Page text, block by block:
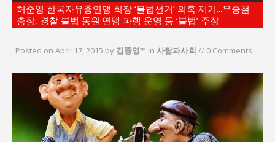
“7월 1일 의장 선출은 ‘위법’이다”
“엄마의 절박함과 ‘실무형 정치인’으로 생활정치 실
현”
이홍원 작가, 생활문화상품 4종 판매
통일 지향 2국가론: 한반도 평화의 새로운 길
강산건설 박재윤 강제추행 사건, 무엇이 문제인가?
허준영 한국자유총연맹 회장 ‘불법선거’ 의혹 제기...우종철
총장, 경찰 불법 동원·연맹 파행 운영 등 ‘불법’ 주장
Posted on April 17, 2015 by 김종영™ in 사람과사회 // 0 Comments